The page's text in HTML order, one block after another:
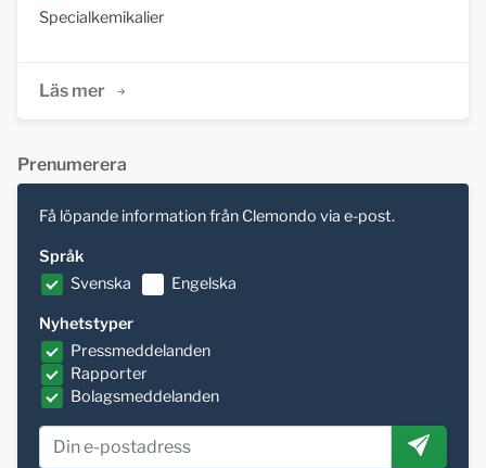
Specialkemikalier
Läs mer
Prenumerera
Få löpande information från Clemondo via e-post.
Språk
Svenska
Engelska
Nyhetstyper
Pressmeddelanden
Rapporter
Bolagsmeddelanden